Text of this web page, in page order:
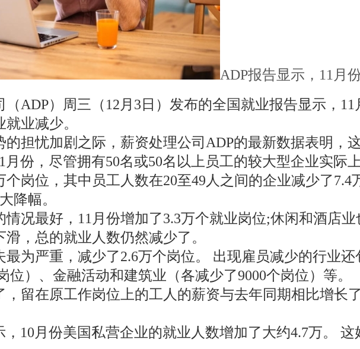
ADP报告显示，11月
ADP）周三（12月3日）发布的全国就业报告显示，
业减少。
担忧加剧之际，薪资处理公司ADP的最新数据表明，
月份，尽管拥有50名或50名以上员工的较大型企业实际
个岗位，其中员工人数在20至49人之间的企业减少了
降幅。
况最好，11月份增加了3.3万个就业岗位;休闲和酒店
，总的就业人数仍然减少了。
为严重，减少了2.6万个岗位。 出现雇员减少的行业还
位）、金融活动和建筑业（各减少了9000个岗位）等。
留在原工作岗位上的工人的薪资与去年同期相比增长
，10月份美国私营企业的就业人数增加了大约4.7万。